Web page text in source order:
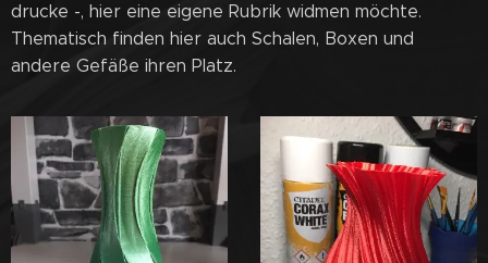
drucke -, hier eine eigene Rubrik widmen möchte.
Thematisch finden hier auch Schalen, Boxen und
andere Gefäße ihren Platz.